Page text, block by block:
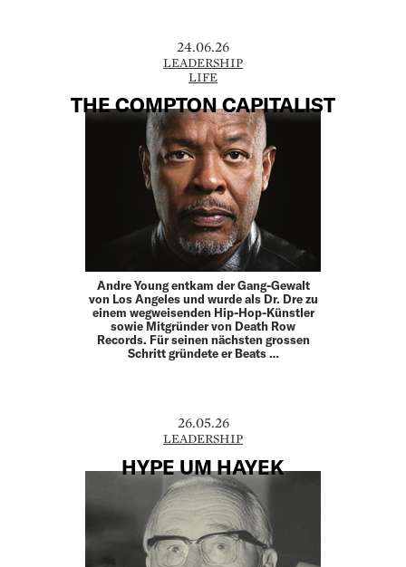
24.06.26
LEADERSHIP
LIFE
THE COMPTON CAPITALIST
Andre Young entkam der Gang-Gewalt
von Los Angeles und wurde als Dr. Dre zu
einem wegweisenden Hip-Hop-­Künstler
sowie Mitgründer von Death Row
Records. Für seinen ­nächsten grossen
Schritt gründete er Beats …
26.05.26
LEADERSHIP
HYPE UM HAYEK